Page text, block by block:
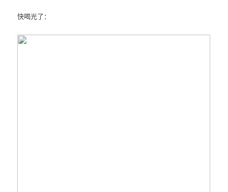
快喝光了：